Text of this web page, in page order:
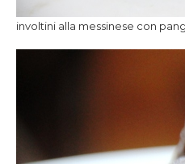
involtini alla messinese con